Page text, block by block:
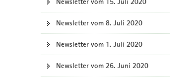
Newsletter vom 8. Juli 2020
Newsletter vom 1. Juli 2020
Newsletter vom 26. Juni 2020